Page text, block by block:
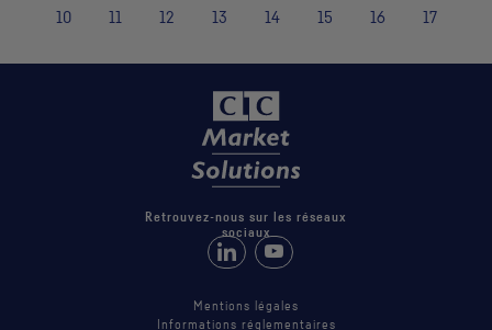
10 11 12 13 14 15 16 17
Retrouvez-nous sur les réseaux
sociaux
Retrouvez-nous sur LinkedIn
Suivez-nous sur Youtube
Mentions légales
Informations réglementaires